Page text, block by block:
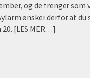
og de trenger som
ønsker derfor at du
[LES MER…]